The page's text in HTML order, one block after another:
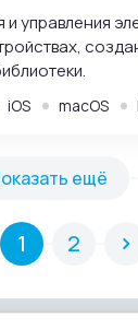
управления
iOS macOS
1 2
ещё